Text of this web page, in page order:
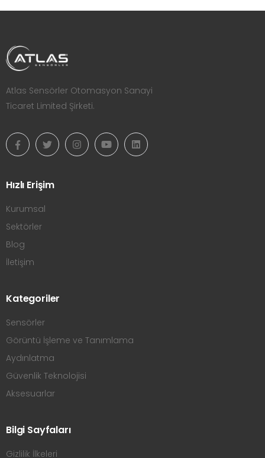
Atlas Sensörler Otomasyon Sanayi
Ticaret Limited Şirketi.
Hızlı Erişim
Kurumsal
Sektörler
Blog
İletişim
Kategoriler
Sensörler
Görüntü İşleme ve Tanımlama
Aydınlatma
Güvenlik Teknolojisi
Aksesuarlar
Bilgi Sayfaları
Gizlilik İlkeleri